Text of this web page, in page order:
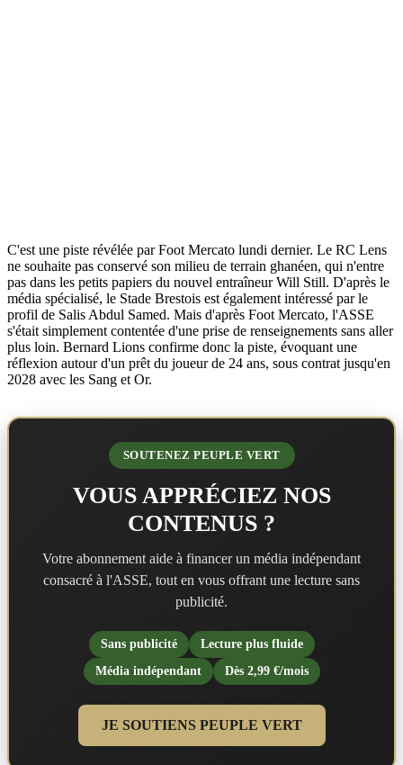
C'est une piste révélée par Foot Mercato lundi dernier. Le RC Lens
ne souhaite pas conservé son milieu de terrain ghanéen, qui n'entre
pas dans les petits papiers du nouvel entraîneur Will Still. D'après le
média spécialisé, le Stade Brestois est également intéressé par le
profil de Salis Abdul Samed. Mais d'après Foot Mercato, l'ASSE
s'était simplement contentée d'une prise de renseignements sans aller
plus loin. Bernard Lions confirme donc la piste, évoquant une
réflexion autour d'un prêt du joueur de 24 ans, sous contrat jusqu'en
2028 avec les Sang et Or.
SOUTENEZ PEUPLE VERT
VOUS APPRÉCIEZ NOS
CONTENUS ?
Votre abonnement aide à financer un média indépendant
consacré à l'ASSE, tout en vous offrant une lecture sans
publicité.
Sans publicité
Lecture plus fluide
Média indépendant
Dès 2,99 €/mois
JE SOUTIENS PEUPLE VERT